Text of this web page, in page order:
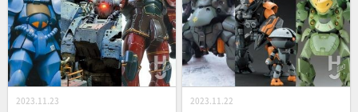
L LIVEがついに円盤化!!ほか
2023.11.23 2023.11.22